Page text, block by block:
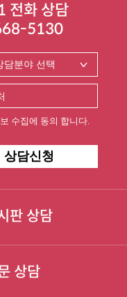
전화 상담
5130
수집에 동의 합니다.
상담신청
판 상담
상담